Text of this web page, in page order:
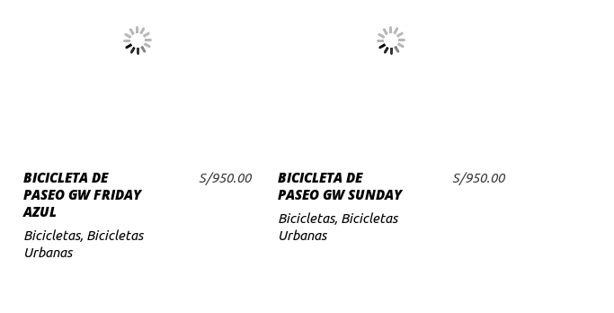
precio
actual
S/3,900.00.
AÑADIR AL
CARRITO
BICICLETA DE
PASEO GW FRIDAY
AZUL
S/950.00
Bicicletas, Bicicletas
Urbanas
AÑADIR AL
CARRITO
BICICLETA DE
PASEO GW SUNDAY
S/950.00
Bicicletas, Bicicletas
Urbanas